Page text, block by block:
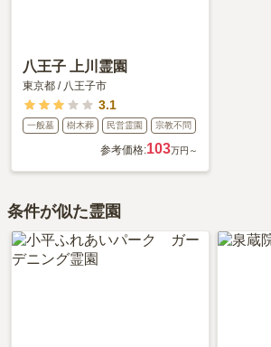
八王子 上川霊園
東京都 / 八王子市
3.1
一般墓 樹木葬 民営霊園 宗教不問
参考価格:103万円～
条件が似た霊園